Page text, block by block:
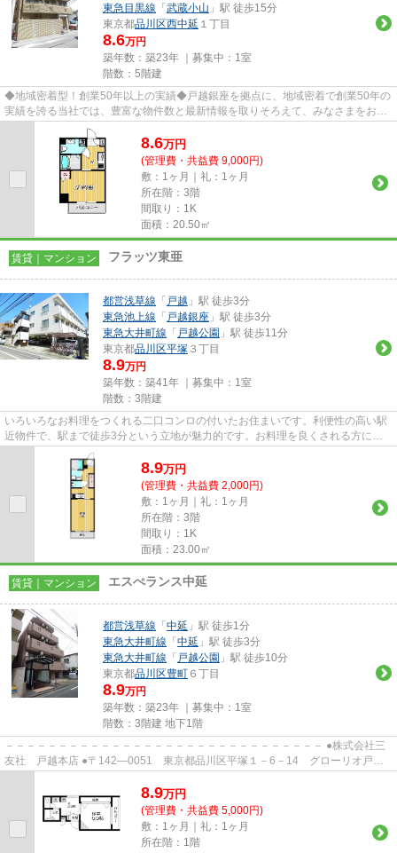
東急目黒線 「 武蔵小山 」駅 徒歩15分
東京都品川区西中延 １丁目
8.6万円
築年数：築23年 ｜募集中： 1室
階数：5階建
◆地域密着型！創業50年以上の実績◆戸越銀座を拠点に、地域密着で創業50年の
実績を誇る当社では、豊富な物件数と最新情報を取りそろえて、みなさまをお待
ちしております。TEL：03-5750-...
8.6万円
(管理費・共益費 9,000円)
敷：1ヶ月｜礼：1ヶ月
所在階：3階
間取り：1K
面積：20.50㎡
賃貸｜マンション フラッツ東亜
都営浅草線 「 戸越 」駅 徒歩3分
東急池上線 「 戸越銀座 」駅 徒歩3分
東急大井町線 「 戸越公園 」駅 徒歩11分
東京都品川区平塚 ３丁目
8.9万円
築年数：築41年 ｜募集中： 1室
階数：3階建
いろいろなお料理をつくれる二口コンロの付いたお住まいです。利便性の高い駅
近物件で、駅まで徒歩3分という立地が魅力的です。お料理を良くされる方には
システムキッチン付きのこちら...
8.9万円
(管理費・共益費 2,000円)
敷：1ヶ月｜礼：1ヶ月
所在階：3階
間取り：1K
面積：23.00㎡
賃貸｜マンション エスぺランス中延
都営浅草線 「 中延 」駅 徒歩1分
東急大井町線 「 中延 」駅 徒歩3分
東急大井町線 「 戸越公園 」駅 徒歩10分
東京都品川区豊町 ６丁目
8.9万円
築年数：築23年 ｜募集中： 1室
階数：3階建 地下1階
－－－－－－－－－－－－－－－－－－－－－－－－－－－－－－ ●株式会社三
友社 戸越本店 ●〒142―0051 東京都品川区平塚１－6－14 グローリオ戸越
8.9万円
(管理費・共益費 5,000円)
敷：1ヶ月｜礼：1ヶ月
所在階：1階